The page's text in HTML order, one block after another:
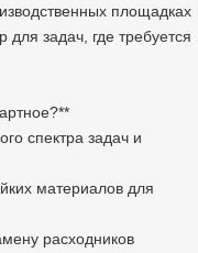
площадках
задач, где требуется
спектра задач и
материалов для
расходников